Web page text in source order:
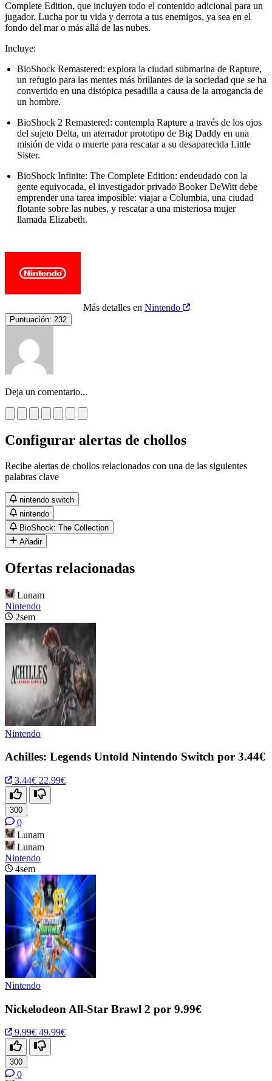
Complete Edition, que incluyen todo el contenido adicional para un
jugador. Lucha por tu vida y derrota a tus enemigos, ya sea en el
fondo del mar o más allá de las nubes.
Incluye:
BioShock Remastered: explora la ciudad submarina de Rapture,
un refugio para las mentes más brillantes de la sociedad que se ha
convertido en una distópica pesadilla a causa de la arrogancia de
un hombre.
BioShock 2 Remastered: contempla Rapture a través de los ojos
del sujeto Delta, un aterrador prototipo de Big Daddy en una
misión de vida o muerte para rescatar a su desaparecida Little
Sister.
BioShock Infinite: The Complete Edition: endeudado con la
gente equivocada, el investigador privado Booker DeWitt debe
emprender una tarea imposible: viajar a Columbia, una ciudad
flotante sobre las nubes, y rescatar a una misteriosa mujer
llamada Elizabeth.
Más detalles en Nintendo
Puntuación: 232
Deja un comentario...
Configurar alertas de chollos
Recibe alertas de chollos relacionados con una de las siguientes
palabras clave
nintendo switch
nintendo
BioShock: The Collection
Añadir
Ofertas relacionadas
Lunam
Nintendo
2sem
Nintendo
Achilles: Legends Untold Nintendo Switch por 3.44€
3.44€ 22.99€
300
0
Lunam
Lunam
Nintendo
4sem
Nintendo
Nickelodeon All-Star Brawl 2 por 9.99€
9.99€ 49.99€
300
0